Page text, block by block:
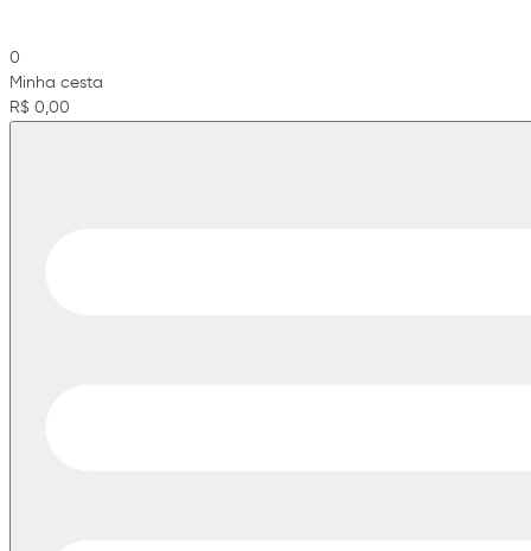
0
Minha cesta
R$ 0,00